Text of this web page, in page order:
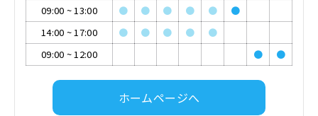
09:00 ~13:00 ● ● ● ● ●
●
14:00 ~17:00 ● ● ● ●
●
09:00 ~12:00 ● ●
ホームページへ